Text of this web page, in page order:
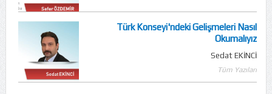
Türk Konseyi'ndeki Gelişmeleri Nasıl
Okumalıyız
Sedat EKİNCİ
Tüm Yazıları